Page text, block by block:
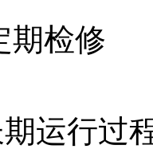
检修
运行过